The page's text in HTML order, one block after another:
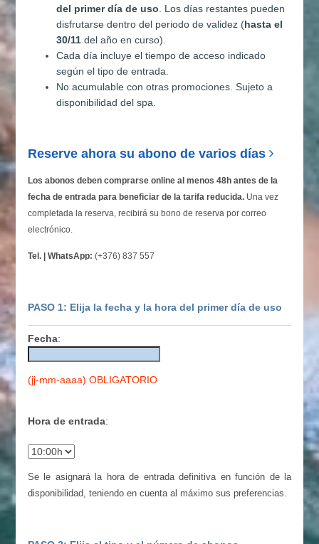
del primer día de uso . Los días restantes pueden
disfrutarse dentro del periodo de validez (hasta el
30/11del año en curso).
Cada día incluye el tiempo de acceso indicado
según el tipo de entrada.
No acumulable con otras promociones. Sujeto a
disponibilidad del spa.
Reserve ahora su abono de varios días
Los abonos deben comprarse online al menos 48h antes de la
fecha de entrada para beneficiar de la tarifa reducida.Una vez
completada la reserva, recibirá su bono de reserva por correo
electrónico.
Tel. | WhatsApp: (+376) 837 557
PASO 1: Elija la fecha y la hora del primer día de uso
Fecha:
(jj-mm-aaaa) OBLIGATORIO
Hora de entrada:
Se le asignará la hora de entrada definitiva en función de la
disponibilidad, teniendo en cuenta al máximo sus preferencias.